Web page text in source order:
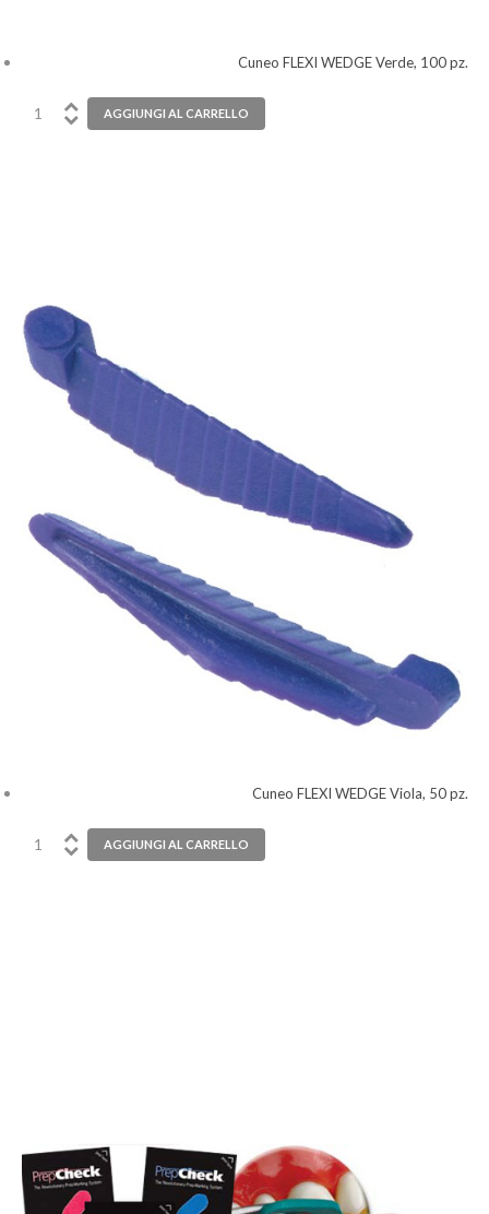
Cuneo FLEXI WEDGE Verde, 100 pz.
Cuneo FLEXI WEDGE Viola, 50 pz.